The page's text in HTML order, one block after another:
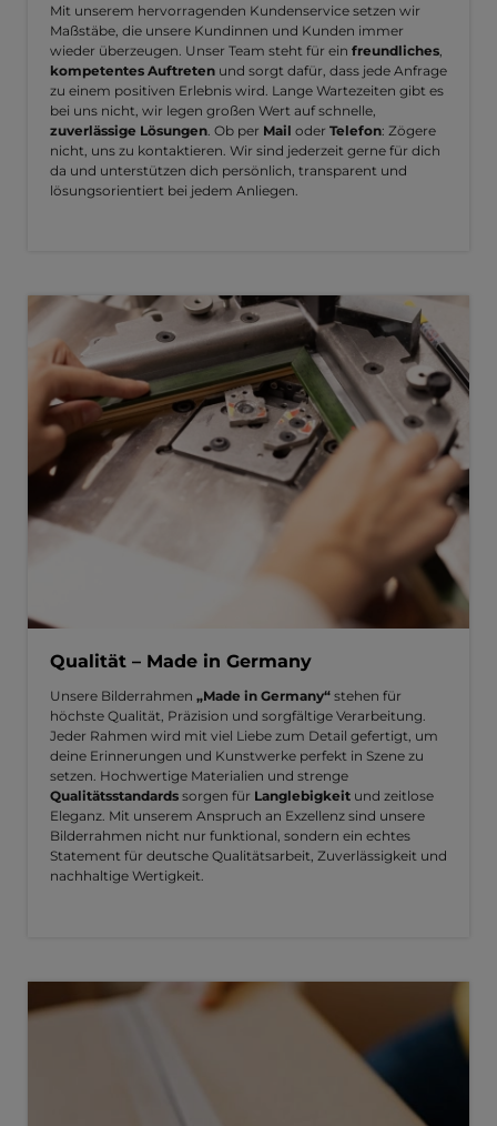
Mit unserem hervorragenden Kundenservice setzen wir
Maßstäbe, die unsere Kundinnen und Kunden immer
wieder überzeugen. Unser Team steht für ein freundliches
kompetentes Auftreten und sorgt dafür, dass jede Anfrage
zu einem positiven Erlebnis wird. Lange Wartezeiten gibt es
bei uns nicht, wir legen großen Wert auf schnelle,
zuverlässige Lösungen . Ob per Mail oder Telefon: Zögere
nicht, uns zu kontaktieren. Wir sind jederzeit gerne für dich
da und unterstützen dich persönlich, transparent und
lösungsorientiert bei jedem Anliegen.
Qualität – Made in Germany
Unsere Bilderrahmen „Made in Germany“ stehen für
höchste Qualität, Präzision und sorgfältige Verarbeitung.
Jeder Rahmen wird mit viel Liebe zum Detail gefertigt, um
deine Erinnerungen und Kunstwerke perfekt in Szene zu
setzen. Hochwertige Materialien und strenge
Qualitätsstandards sorgen für Langlebigkeit und zeitlose
Eleganz. Mit unserem Anspruch an Exzellenz sind unsere
Bilderrahmen nicht nur funktional, sondern ein echtes
Statement für deutsche Qualitätsarbeit, Zuverlässigkeit und
nachhaltige Wertigkeit.